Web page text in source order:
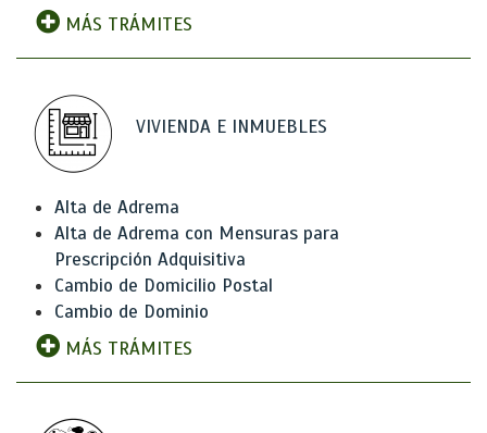
MÁS TRÁMITES
VIVIENDA E INMUEBLES
Alta de Adrema
Alta de Adrema con Mensuras para
Prescripción Adquisitiva
Cambio de Domicilio Postal
Cambio de Dominio
MÁS TRÁMITES